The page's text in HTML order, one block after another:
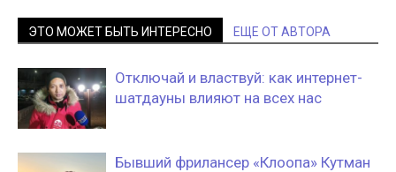
ЭТО МОЖЕТ БЫТЬ ИНТЕРЕСНО ЕЩЕ ОТ АВТОРА
Отключай и властвуй: как интернет-
шатдауны влияют на всех нас
Бывший фрилансер «Клоопа» Кутман